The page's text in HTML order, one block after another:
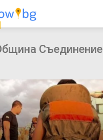
Съединение